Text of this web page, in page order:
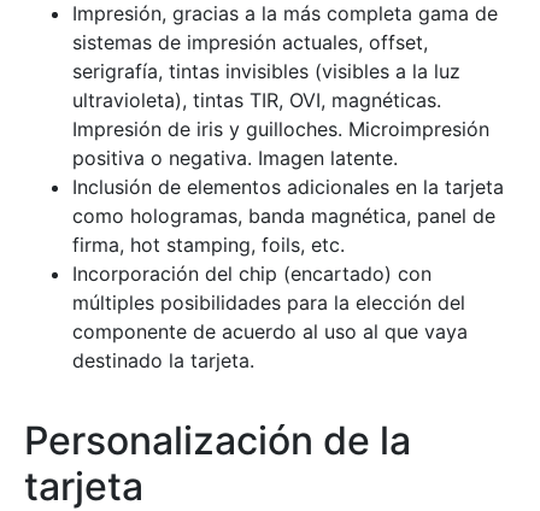
Impresión, gracias a la más completa gama de
sistemas de impresión actuales, offset,
serigrafía, tintas invisibles (visibles a la luz
ultravioleta), tintas TIR, OVI, magnéticas.
Impresión de iris y guilloches. Microimpresión
positiva o negativa. Imagen latente.
Inclusión de elementos adicionales en la tarjeta
como hologramas, banda magnética, panel de
firma, hot stamping, foils, etc.
Incorporación del chip (encartado) con
múltiples posibilidades para la elección del
componente de acuerdo al uso al que vaya
destinado la tarjeta.
Personalización de la
tarjeta